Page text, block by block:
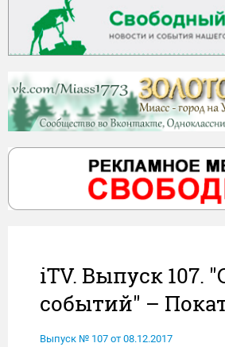
iTV. Выпуск 107.
событий" –
Выпуск № 107 от 08.12.2017